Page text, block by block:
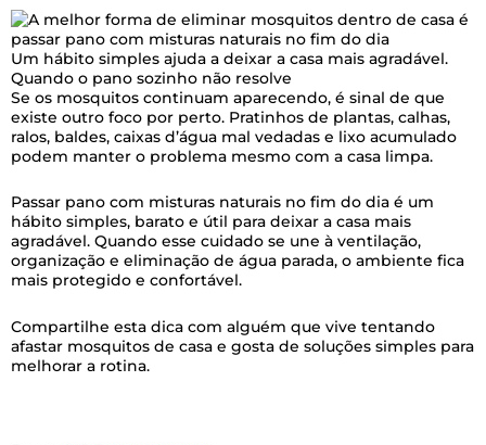
Um hábito simples ajuda a deixar a casa mais agradável.
Quando o pano sozinho não resolve
Se os mosquitos continuam aparecendo, é sinal de que
existe outro foco por perto. Pratinhos de plantas, calhas,
ralos, baldes, caixas d’água mal vedadas e lixo acumulado
podem manter o problema mesmo com a casa limpa.
Passar pano com misturas naturais no fim do dia é um
hábito simples, barato e útil para deixar a casa mais
agradável. Quando esse cuidado se une à ventilação,
organização e eliminação de água parada, o ambiente fica
mais protegido e confortável.
Compartilhe esta dica com alguém que vive tentando
afastar mosquitos de casa e gosta de soluções simples para
melhorar a rotina.